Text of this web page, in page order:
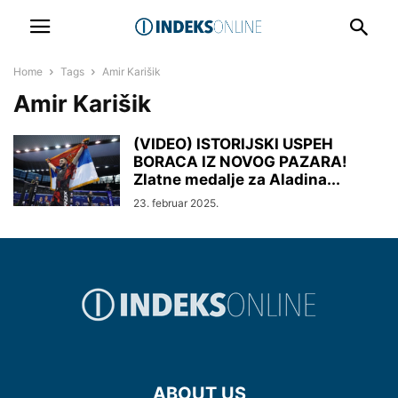
Home Tags Amir Karišik
Amir Karišik
(VIDEO) ISTORIJSKI USPEH
BORACA IZ NOVOG PAZARA!
Zlatne medalje za Aladina...
23. februar 2025.
ABOUT US